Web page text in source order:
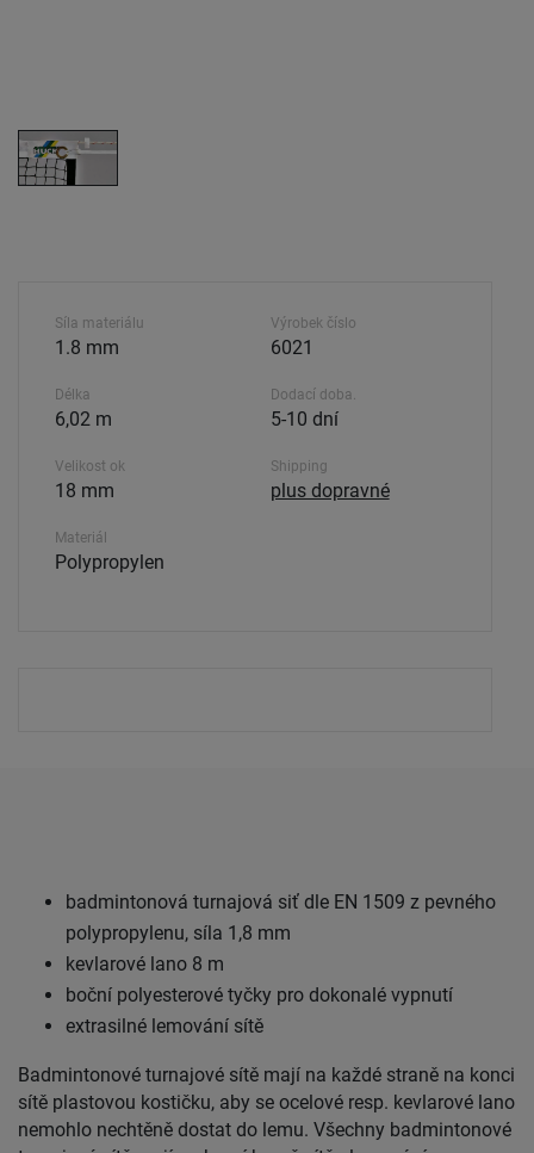
Síla materiálu
1.8 mm
Délka
6,02 m
Velikost ok
18 mm
Materiál
Polypropylen
Výrobek číslo
6021
Dodací doba.
5-10 dní
Shipping
plus dopravné
badmintonová turnajová siť dle EN 1509 z pevného
polypropylenu, síla 1,8 mm
kevlarové lano 8 m
boční polyesterové tyčky pro dokonalé vypnutí
extrasilné lemování sítě
Badmintonové turnajové sítě mají na každé straně na konci
sítě plastovou kostičku, aby se ocelové resp. kevlarové lano
nemohlo nechtěně dostat do lemu. Všechny badmintonové